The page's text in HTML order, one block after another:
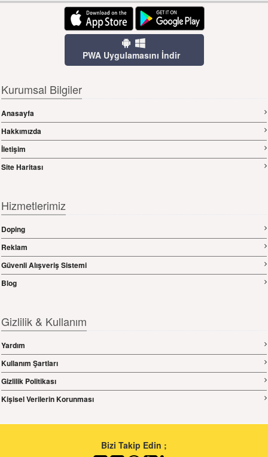
PWA Uygulamasını İndir
Kurumsal Bilgiler
Anasayfa
Hakkımızda
İletişim
Site Haritası
Hizmetlerimiz
Doping
Reklam
Güvenli Alışveriş Sistemi
Blog
Gizlilik & Kullanım
Yardım
Kullanım Şartları
Gizlilik Politikası
Kişisel Verilerin Korunması
Bizi Takip Edin ;